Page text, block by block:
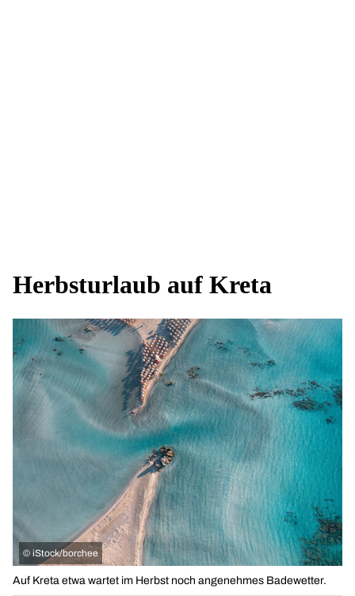
Herbsturlaub auf Kreta
© iStock/borchee
Auf Kreta etwa wartet im Herbst noch angenehmes Badewetter.